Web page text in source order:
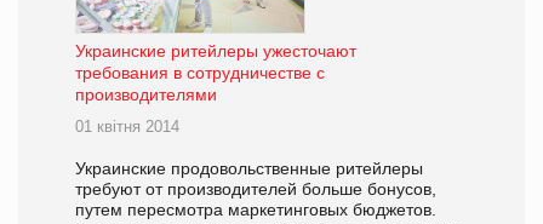
Украинские ритейлеры ужесточают
требования в сотрудничестве с
производителями
01 квітня 2014
Украинские продовольственные ритейлеры
требуют от производителей больше бонусов,
путем пересмотра маркетинговых бюджетов.